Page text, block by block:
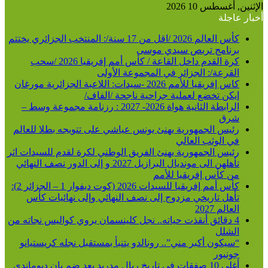
الإثنين, أغسطس 10 2026
أخبار عاجلة
كأس العالم 2026 /اقل من 17 سنة/: المنتخب الجزائري يختتم
برنامج تربص سيدي موسى
كرة القدم داخل القاعة / كأس أمم إفريقيا 2026 /سحب
القرعة/: الجزائر في المجموعة الأولى
كاس إفريقيا للأمم 2026 -سيدات: اللاعبة الجزائرية مورغان
إيكن تخضع لعملية جراحية ناجحة /الفاف/
الرابطة الثانية هواة 2026- 2027 : رزنامة مجموعة وسط –
شرق
رئيس الجمهورية يهنئ يونس عياشي على تتويجه بطلا للعالم
في الوثب العالي
رئيس الجمهورية يهنئ الفريق الوطني لكرة لقدم للسيدات اثر
تأهلهن الى مونديال البرازيل 2027 و إلى الدور نصف النهائي
من كأس إفريقيا للأمم
كأس أمم إفريقيا للسيدات 2026 (كوت ديفوار 1 – الجزائر 2):
تأهل تاريخي مزدوج إلى نصف النهائي وإلى نهائيات كأس
العالم 2027
4 دقائق أنقذت حياته.. نجل كلينسمان يروي كواليس نجاته من
الشلل
“سيكون أكبر مني”.. رونالدو يتنبأ بمستقبل نجله كريستيانو
جونيور
أغلى 10 صفقات في تاريخ ريال مدريد بعد ضم يان ديوماندي